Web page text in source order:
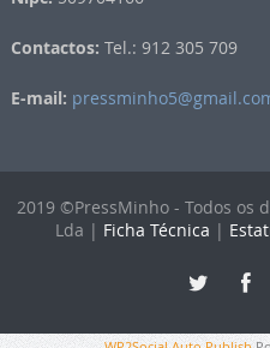
Contactos: Tel.: 912 305 709
E-mail:
2019 ©PressMinho - Todos os
Lda | Ficha Técnica |